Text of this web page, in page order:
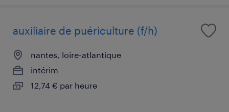
auxiliaire de puériculture (f/h)
nantes, loire-atlantique
intérim
12,74 € par heure